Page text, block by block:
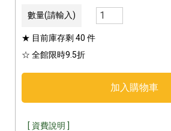
數量(請輸入)
★ 目前庫存剩 40 件
☆ 全館限時9.5折
[ 資費說明 ]